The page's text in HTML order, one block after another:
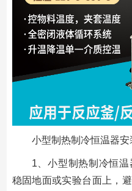
小型制热制冷恒温器安
1、小型制热制冷恒
稳固地面或实验台面上，